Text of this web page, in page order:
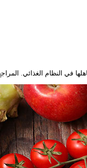
في النظام الغذائي.